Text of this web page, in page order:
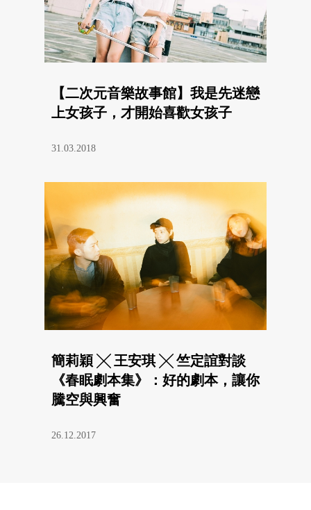
【二次元音樂故事館】我是先迷戀
上女孩子，才開始喜歡女孩子
31.03.2018
簡莉穎 ╳ 王安琪 ╳ 竺定誼對談
《春眠劇本集》：好的劇本，讓你
騰空與興奮
26.12.2017